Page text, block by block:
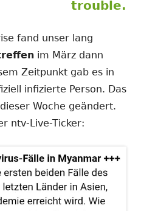
trouble.
fand unser lang
im März dann
Zeitpunkt gab es in
infizierte Person. Das
Woche geändert.
ntv-Live-Ticker: